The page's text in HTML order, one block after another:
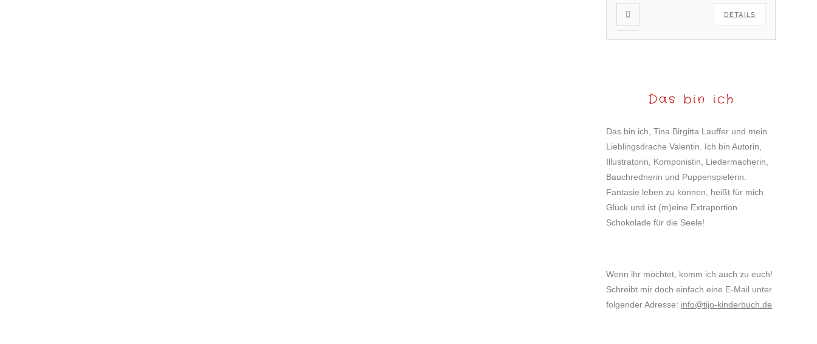
DETAILS
Das bin ich
Das bin ich, Tina Birgitta Lauffer und mein
Lieblingsdrache Valentin. Ich bin Autorin,
Illustratorin, Komponistin, Liedermacherin,
Bauchrednerin und Puppenspielerin.
Fantasie leben zu können, heißt für mich
Glück und ist (m)eine Extraportion
Schokolade für die Seele!
Wenn ihr möchtet, komm ich auch zu euch!
Schreibt mir doch einfach eine E-Mail unter
folgender Adresse: info@tijo-kinderbuch.de